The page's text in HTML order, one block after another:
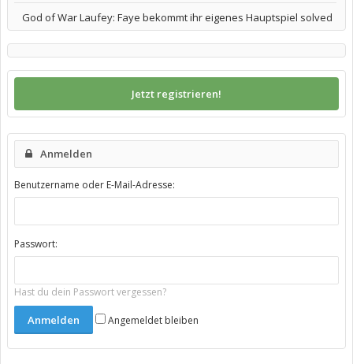
God of War Laufey: Faye bekommt ihr eigenes Hauptspiel solved
Jetzt registrieren!
Anmelden
Benutzername oder E-Mail-Adresse:
Passwort:
Hast du dein Passwort vergessen?
Angemeldet bleiben